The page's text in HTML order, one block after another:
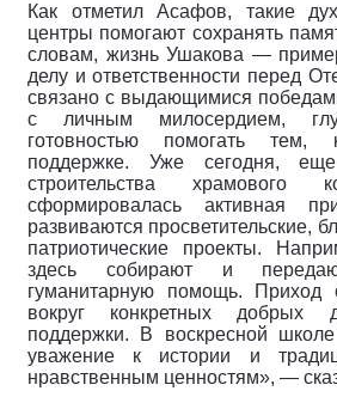
Как отметил Асафов, такие
центры помогают сохранять
словам, жизнь Ушакова —
делу и ответственности перед
связано с выдающимися
с личным милосердием,
готовностью помогать
поддержке. Уже сегодня,
строительства храмового
сформировалась активная
развиваются просветительские,
патриотические проекты.
здесь собирают и
гуманитарную помощь. Приход
вокруг конкретных
поддержки. В воскресной
уважение к истории и
нравственным ценностям», —